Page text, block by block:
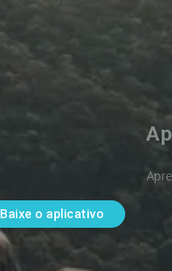
Baixe o aplicativo